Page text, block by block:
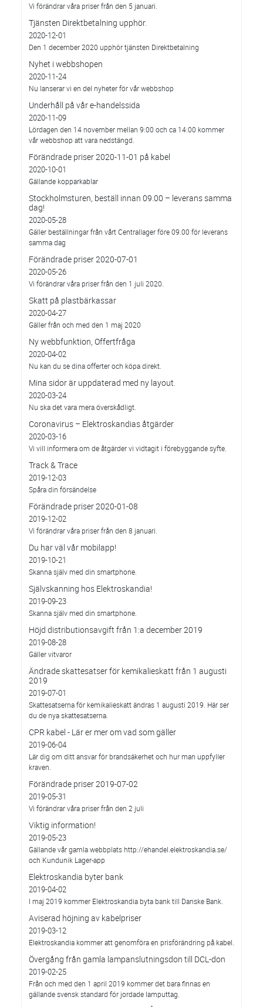
Vi förändrar våra priser från den 5 januari.
Tjänsten Direktbetalning upphör.
2020-12-01
Den 1 december 2020 upphör tjänsten Direktbetalning
Nyhet i webbshopen
2020-11-24
Nu lanserar vi en del nyheter för vår webbshop
Underhåll på vår e-handelssida
2020-11-09
Lördagen den 14 november mellan 9:00 och ca 14:00 kommer
vår webbshop att vara nedstängd.
Förändrade priser 2020-11-01 på kabel
2020-10-01
Gällande kopparkablar
Stockholmsturen, beställ innan 09.00 – leverans samma
dag!
2020-05-28
Gäller beställningar från vårt Centrallager före 09.00 för leverans
samma dag
Förändrade priser 2020-07-01
2020-05-26
Vi förändrar våra priser från den 1 juli 2020.
Skatt på plastbärkassar
2020-04-27
Gäller från och med den 1 maj 2020
Ny webbfunktion, Offertfråga
2020-04-02
Nu kan du se dina offerter och köpa direkt.
Mina sidor är uppdaterad med ny layout.
2020-03-24
Nu ska det vara mera överskådligt.
Coronavirus – Elektroskandias åtgärder
2020-03-16
Vi vill informera om de åtgärder vi vidtagit i förebyggande syfte.
Track & Trace
2019-12-03
Spåra din försändelse
Förändrade priser 2020-01-08
2019-12-02
Vi förändrar våra priser från den 8 januari.
Du har väl vår mobilapp!
2019-10-21
Skanna själv med din smartphone.
Självskanning hos Elektroskandia!
2019-09-23
Skanna själv med din smartphone.
Höjd distributionsavgift från 1:a december 2019
2019-08-28
Gäller vitvaror
Ändrade skattesatser för kemikalieskatt från 1 augusti
2019
2019-07-01
Skattesatserna för kemikalieskatt ändras 1 augusti 2019. Här ser
du de nya skattesatserna.
CPR kabel - Lär er mer om vad som gäller
2019-06-04
Lär dig om ditt ansvar för brandsäkerhet och hur man uppfyller
kraven.
Förändrade priser 2019-07-02
2019-05-31
Vi förändrar våra priser från den 2 juli
Viktig information!
2019-05-23
Gällande vår gamla webbplats http://ehandel.elektroskandia.se/
och Kundunik Lager-app
Elektroskandia byter bank
2019-04-02
I maj 2019 kommer Elektroskandia byta bank till Danske Bank.
Aviserad höjning av kabelpriser
2019-03-12
Elektroskandia kommer att genomföra en prisförändring på kabel.
Övergång från gamla lampanslutningsdon till DCL-don
2019-02-25
Från och med den 1 april 2019 kommer det bara finnas en
gällande svensk standard för jordade lamputtag.